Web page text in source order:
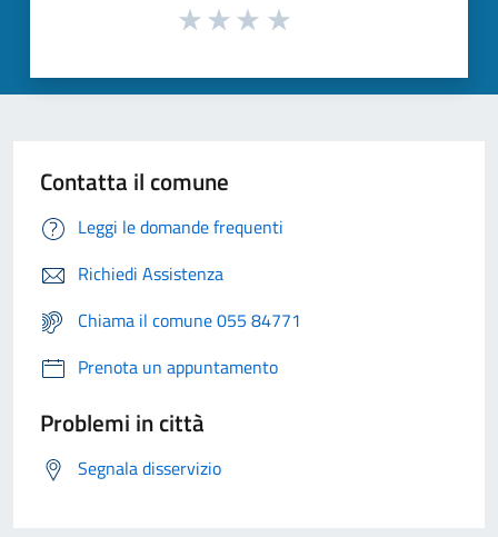
Contatta il comune
Leggi le domande frequenti
Richiedi Assistenza
Chiama il comune 055 84771
Prenota un appuntamento
Problemi in città
Segnala disservizio